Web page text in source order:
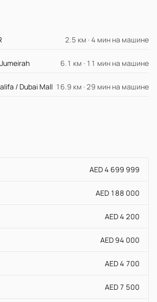
2.5 км · 4 мин на машине
6.1 км · 11 мин на машине
/ Dubai Mall 16.9 км · 29 мин на машине
AED 4 699 999
AED 188 000
AED 4 200
AED 94 000
AED 4 700
AED 7 500